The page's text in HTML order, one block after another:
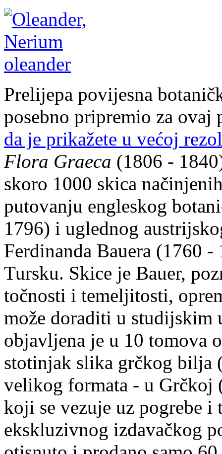
Prelijepa povijesna
posebno pripremio za ovaj
da je prikažete u većoj
Flora Graeca (1806 -
skoro 1000 skica
putovanju engleskog
1796) i uglednog
Ferdinanda Bauera (1760
Tursku. Skice je Bauer,
točnosti i temeljitosti,
može doraditi u
objavljena je u 10 tomova
stotinjak slika grčkog bilja
velikog formata - u Grčkoj
koji se vezuje uz pogrebe
ekskluzivnog izdavačkog